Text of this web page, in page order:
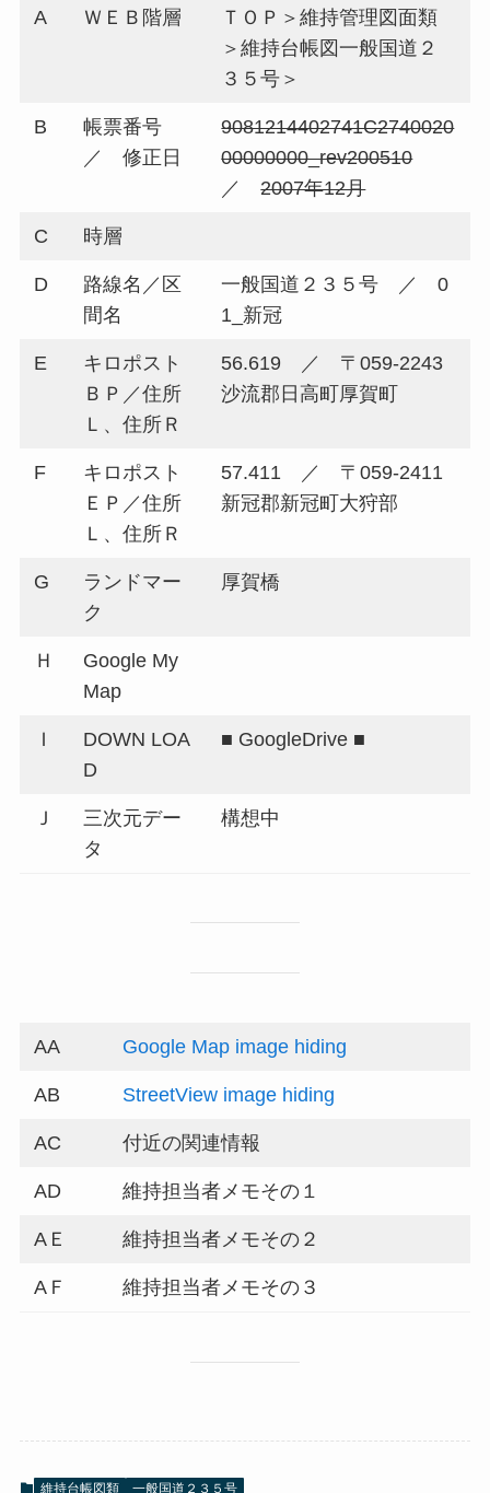
A ＷＥＢ階層
ＴＯＰ＞維持管理図面類
＞維持台帳図一般国道２
３５号＞
B
帳票番号
／ 修正日
9081214402741C2740020
00000000_rev200510
／2007年12月
C 時層
D
路線名／区
間名
一般国道２３５号 ／ 0
1_新冠
E
キロポスト
ＢＰ／住所
Ｌ、住所Ｒ
56.619 ／ 〒059-2243
沙流郡日高町厚賀町
F
キロポスト
ＥＰ／住所
Ｌ、住所Ｒ
57.411 ／ 〒059-2411
新冠郡新冠町大狩部
G
ランドマー
ク
厚賀橋
Ｈ
Google My
Map
Ｉ
DOWN LOA
D
■ GoogleDrive ■
Ｊ
三次元デー
タ
構想中
AA Google Map image hiding
AB StreetView image hiding
AC 付近の関連情報
AD 維持担当者メモその１
AＥ 維持担当者メモその２
AＦ 維持担当者メモその３
維持台帳図類 一般国道２３５号